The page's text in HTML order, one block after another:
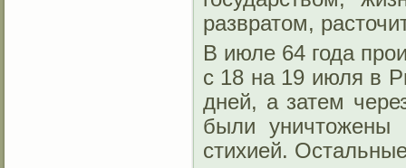
развратом,
В июле 64 года
с 18 на 19 июля в
дней, а затем
были уничтожены
стихией.